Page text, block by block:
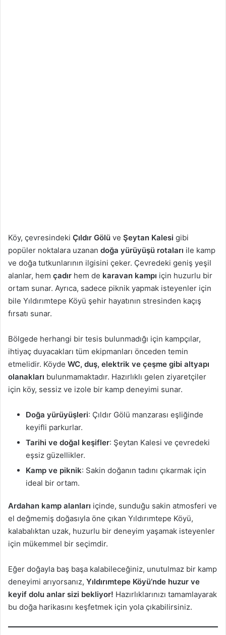
Köy, çevresindeki Çıldır Gölü ve Şeytan Kalesi gibi
popüler noktalara uzanan doğa yürüyüşü rotaları ile kamp
ve doğa tutkunlarının ilgisini çeker. Çevredeki geniş yeşil
alanlar, hem çadır hem de karavan kampı için huzurlu bir
ortam sunar. Ayrıca, sadece piknik yapmak isteyenler için
bile Yıldırımtepe Köyü şehir hayatının stresinden kaçış
fırsatı sunar.
Bölgede herhangi bir tesis bulunmadığı için kampçılar,
ihtiyaç duyacakları tüm ekipmanları önceden temin
etmelidir. Köyde WC, duş, elektrik ve çeşme gibi altyapı
olanakları bulunmamaktadır. Hazırlıklı gelen ziyaretçiler
için köy, sessiz ve izole bir kamp deneyimi sunar.
Doğa yürüyüşleri: Çıldır Gölü manzarası eşliğinde
keyifli parkurlar.
Tarihi ve doğal keşifler: Şeytan Kalesi ve çevredeki
eşsiz güzellikler.
Kamp ve piknik: Sakin doğanın tadını çıkarmak için
ideal bir ortam.
Ardahan kamp alanları içinde, sunduğu sakin atmosferi ve
el değmemiş doğasıyla öne çıkan Yıldırımtepe Köyü,
kalabalıktan uzak, huzurlu bir deneyim yaşamak isteyenler
için mükemmel bir seçimdir.
Eğer doğayla baş başa kalabileceğiniz, unutulmaz bir kamp
deneyimi arıyorsanız, Yıldırımtepe Köyü’nde huzur ve
keyif dolu anlar sizi bekliyor! Hazırlıklarınızı tamamlayarak
bu doğa harikasını keşfetmek için yola çıkabilirsiniz.